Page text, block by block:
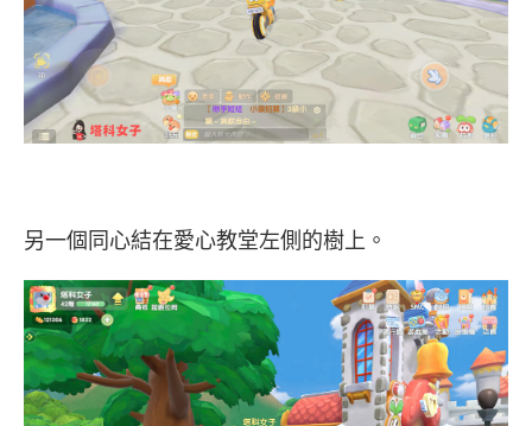
另一個同心結在愛心教堂左側的樹上。